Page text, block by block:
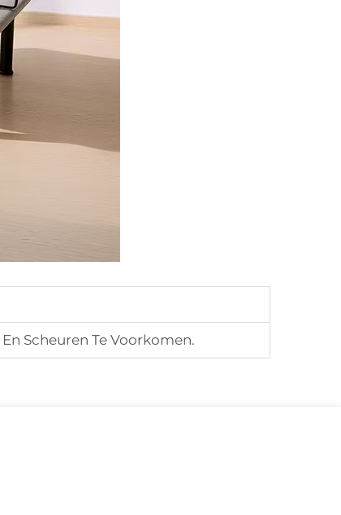
Scheuren Te Voorkomen.